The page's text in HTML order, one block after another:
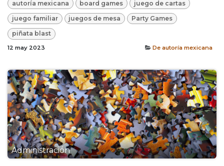
autoría mexicana board games juego de cartas
juego familiar juegos de mesa Party Games
piñata blast
12 may 2023 De autoría mexicana
Administración